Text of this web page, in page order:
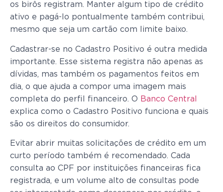
os birôs registram. Manter algum tipo de crédito
ativo e pagá-lo pontualmente também contribui,
mesmo que seja um cartão com limite baixo.
Cadastrar-se no Cadastro Positivo é outra medida
importante. Esse sistema registra não apenas as
dívidas, mas também os pagamentos feitos em
dia, o que ajuda a compor uma imagem mais
completa do perfil financeiro. O Banco Central
explica como o Cadastro Positivo funciona e quais
são os direitos do consumidor.
Evitar abrir muitas solicitações de crédito em um
curto período também é recomendado. Cada
consulta ao CPF por instituições financeiras fica
registrada, e um volume alto de consultas pode